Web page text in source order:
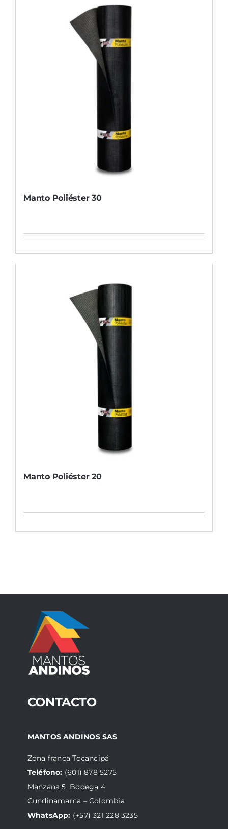
Manto Poliéster 30
Manto Poliéster 20
CONTACTO
MANTOS ANDINOS SAS
Zona franca Tocancipá
Teléfono: (601) 878 5275
Manzana 5, Bodega 4
Cundinamarca – Colombia
WhatsApp: (+57) 321 228 3235